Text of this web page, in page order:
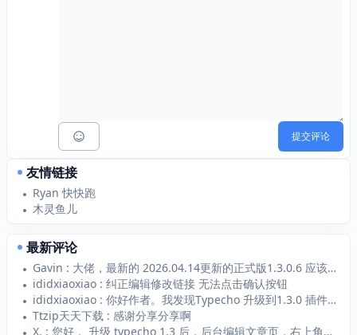
提交评论
友情链接
Ryan 快快跑
木灵鱼儿
最新评论
Gavin : 大佬，最新的 2026.04.14更新的正式版1.3.0.6 应该支持 Typecho1...
ididxiaoxiao : 纠正编辑修改链接 无法点击确认按钮
ididxiaoxiao : 你好作者。我发现Typecho 升级到1.3.0 插件1.2.1无法添加新的链接 添加...
Ttzip天天下载 : 感谢分享分享啊
X. : 您好， 升级 typecho 1.3 后，后台编辑文章页，右上角—附件—选择文件上传 点...